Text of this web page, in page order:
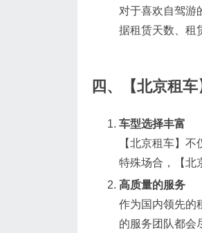
对于喜欢自驾游
据租赁天数、租
四、【北京租
车型选择丰富
【北京租车】
特殊场合，【北
高质量的服务
作为国内领先的
的服务团队都会